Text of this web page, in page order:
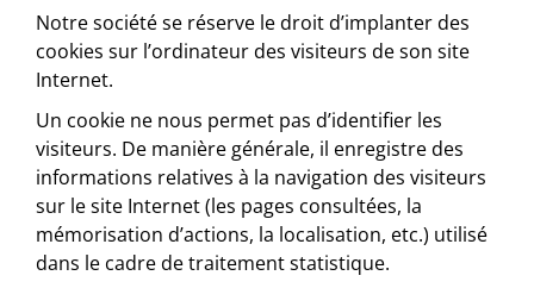
Notre société se réserve le droit d’implanter des
cookies sur l’ordinateur des visiteurs de son site
Internet.
Un cookie ne nous permet pas d’identifier les
visiteurs. De manière générale, il enregistre des
informations relatives à la navigation des visiteurs
sur le site Internet (les pages consultées, la
mémorisation d’actions, la localisation, etc.) utilisé
dans le cadre de traitement statistique.